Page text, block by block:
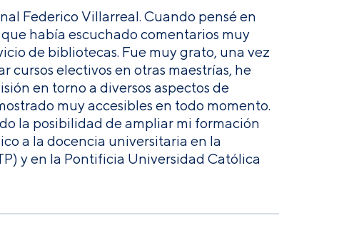
Federico Villarreal. Cuando pensé en
había escuchado comentarios muy
de bibliotecas. Fue muy grato, una vez
cursos electivos en otras maestrías, he
en torno a diversos aspectos de
muy accesibles en todo momento.
la posibilidad de ampliar mi formación
a la docencia universitaria en la
y en la Pontificia Universidad Católica